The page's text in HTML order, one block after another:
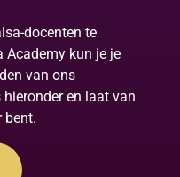
docenten te
Academy kun je je
van ons
hieronder en laat van
bent.